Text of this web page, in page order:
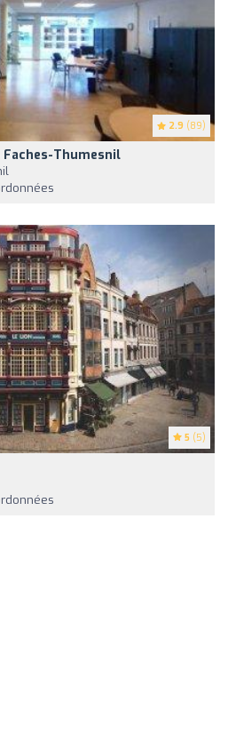
2.9 (89)
Thumesnil
5 (5)